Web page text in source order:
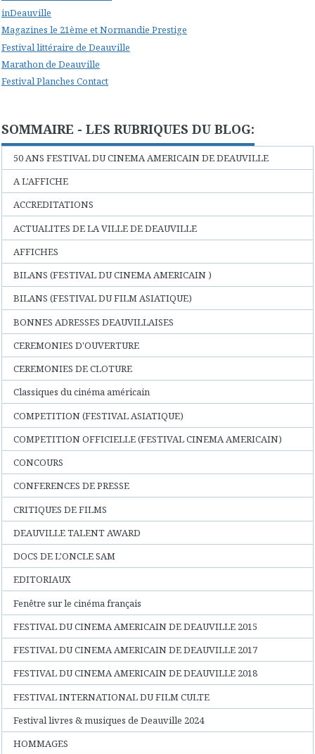
inDeauville
Magazines le 21ème et Normandie Prestige
Festival littéraire de Deauville
Marathon de Deauville
Festival Planches Contact
SOMMAIRE - LES RUBRIQUES DU BLOG:
50 ANS FESTIVAL DU CINEMA AMERICAIN DE DEAUVILLE
A L'AFFICHE
ACCREDITATIONS
ACTUALITES DE LA VILLE DE DEAUVILLE
AFFICHES
BILANS (FESTIVAL DU CINEMA AMERICAIN )
BILANS (FESTIVAL DU FILM ASIATIQUE)
BONNES ADRESSES DEAUVILLAISES
CEREMONIES D'OUVERTURE
CEREMONIES DE CLOTURE
Classiques du cinéma américain
COMPETITION (FESTIVAL ASIATIQUE)
COMPETITION OFFICIELLE (FESTIVAL CINEMA AMERICAIN)
CONCOURS
CONFERENCES DE PRESSE
CRITIQUES DE FILMS
DEAUVILLE TALENT AWARD
DOCS DE L'ONCLE SAM
EDITORIAUX
Fenêtre sur le cinéma français
FESTIVAL DU CINEMA AMERICAIN DE DEAUVILLE 2015
FESTIVAL DU CINEMA AMERICAIN DE DEAUVILLE 2017
FESTIVAL DU CINEMA AMERICAIN DE DEAUVILLE 2018
FESTIVAL INTERNATIONAL DU FILM CULTE
Festival livres & musiques de Deauville 2024
HOMMAGES